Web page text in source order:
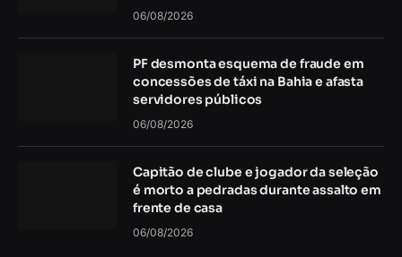
06/08/2026
PF desmonta esquema de fraude em
concessões de táxi na Bahia e afasta
servidores públicos
06/08/2026
Capitão de clube e jogador da seleção
é morto a pedradas durante assalto em
frente de casa
06/08/2026